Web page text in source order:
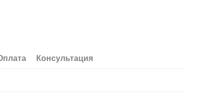
Консультация